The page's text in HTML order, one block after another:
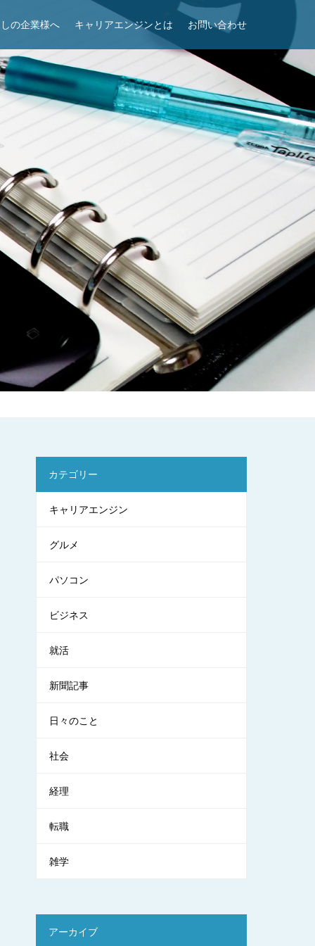
の企業様へ キャリアエンジンとは お問い合わせ
カテゴリー
キャリアエンジン
グルメ
パソコン
ビジネス
就活
新聞記事
日々のこと
社会
経理
転職
雑学
アーカイブ